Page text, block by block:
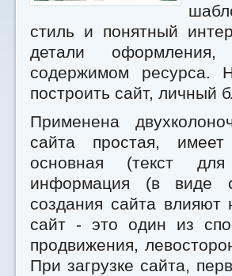
стиль и понятный
детали
содержимом ресурса.
построить сайт, личный
Применена
сайта простая,
основная (текст
информация (в виде
создания сайта
сайт - это один из
продвижения,
При загрузке сайта,